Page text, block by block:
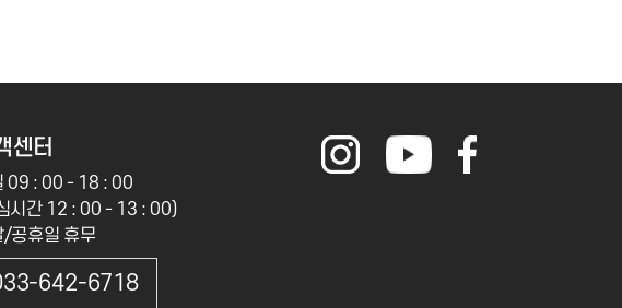
센터
09 : 00 - 18 : 00
시간 12 : 00 - 13 : 00)
/공휴일 휴무
642-6718